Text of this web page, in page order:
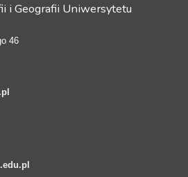
i Geografii Uniwersytetu
46